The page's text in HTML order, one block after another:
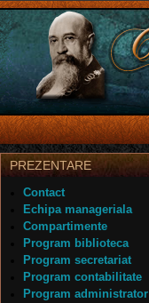
PREZENTARE
Contact
Echipa manageriala
Compartimente
Program biblioteca
Program secretariat
Program contabilitate
Program administrator